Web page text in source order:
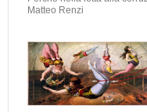
Matteo Renzi